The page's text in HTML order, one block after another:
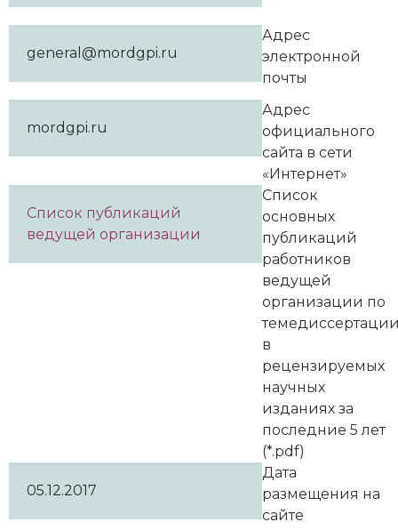
general@mordgpi.ru
Адрес
электронной
почты
mordgpi.ru
Адрес
официального
сайта в сети
«Интернет»
Список публикаций
ведущей организации
Список
основных
публикаций
работников
ведущей
организации по
в
рецензируемых
научных
изданиях за
последние 5 лет
(*.pdf)
05.12.2017
Дата
размещения на
сайте